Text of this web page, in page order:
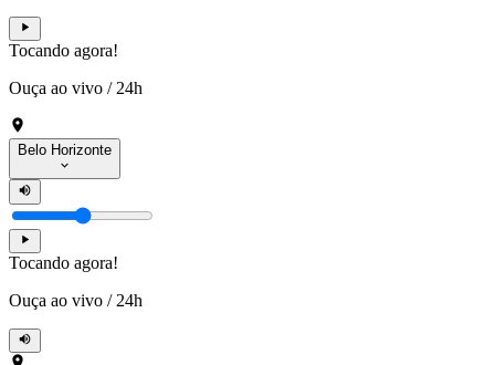
Tocando agora!
Ouça ao vivo / 24h
Belo Horizonte
Tocando agora!
Ouça ao vivo / 24h